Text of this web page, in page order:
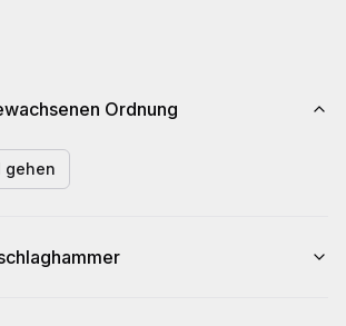
Ordnung
gehen